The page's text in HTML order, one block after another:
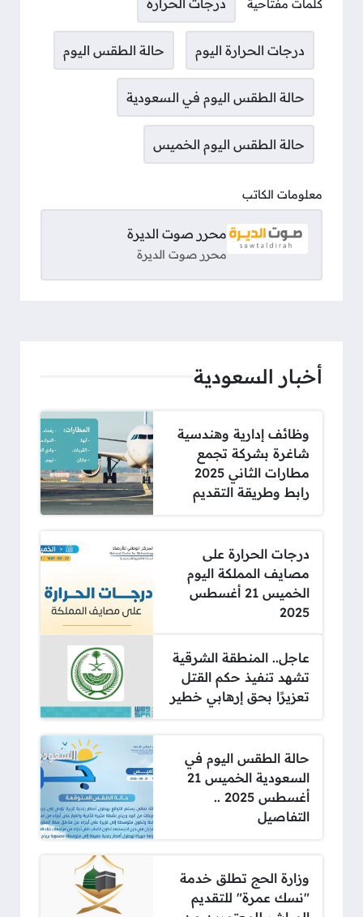
كلمات مفتاحية درجات الحرارة
درجات الحرارة اليوم حالة الطقس اليوم
حالة الطقس اليوم في السعودية
حالة الطقس اليوم الخميس
معلومات الكاتب
محرر صوت الديرة
محرر صوت الديرة
أخبار السعودية
وظائف إدارية وهندسية
شاغرة بشركة تجمع
مطارات الثاني 2025
رابط وطريقة التقديم
درجات الحرارة على
مصايف المملكة اليوم
الخميس 21 أغسطس
2025
عاجل.. المنطقة الشرقية
تشهد تنفيذ حكم القتل
تعزيرًا بحق إرهابي خطير
حالة الطقس اليوم في
السعودية الخميس 21
أغسطس 2025 ..
التفاصيل
وزارة الحج تطلق خدمة
"نسك عمرة" للتقديم